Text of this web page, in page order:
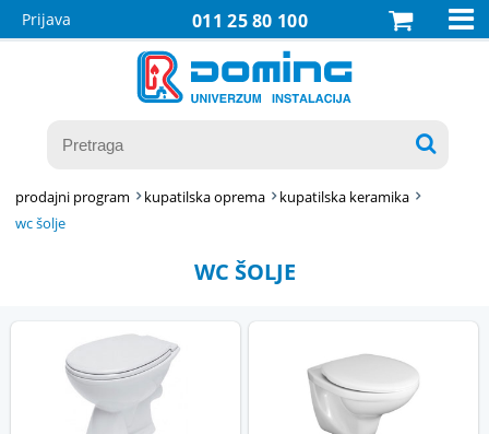
011 25 80 100
Prijava 

prodajni program kupatilska oprema
kupatilska keramika
wc šolje
WC ŠOLJE